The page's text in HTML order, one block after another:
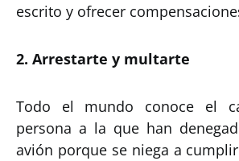
escrito y ofrecer
2. Arrestarte y multarte
Todo el mundo conoce el
persona a la que han
avión porque se niega a